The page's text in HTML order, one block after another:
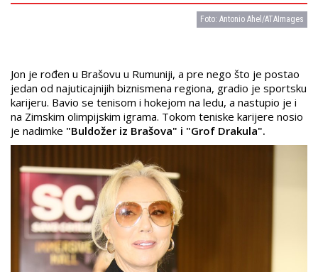
Foto: Antonio Ahel/ATAImages
Jon je rođen u Brašovu u Rumuniji, a pre nego što je postao
jedan od najuticajnijih biznismena regiona, gradio je sportsku
karijeru. Bavio se tenisom i hokejom na ledu, a nastupio je i
na Zimskim olimpijskim igrama. Tokom teniske karijere nosio
je nadimke "Buldožer iz Brašova" i "Grof Drakula".